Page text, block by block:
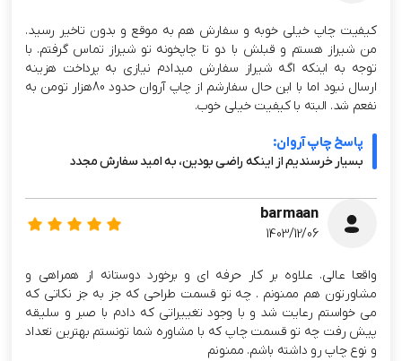
کیفیت چاپ خیلی خوبه و سفارش هم به موقع و بدون تاخیر رسید.
من شیراز هستم و قبلش با دو تا چاپخونه تو شیراز تماس گرفتم. با
توجه به اینکه اگه شیراز سفارش میدادم نیازی به پرداخت هزینه
ارسال نبود اما با این حال سفارشم از چاپ آروان حدود 80هزار تومن به
نفعم شد. البته با کیفیت خیلی خوب.
پاسخ چاپ آروان:
بسیار خرسندیم از اینکه راضی بودین، به امید سفارش مجدد
barmaan
1403/12/06
واقعا عالی. علاوه بر کار حرفه ای و برخورد دوستانه از همراهی و
مشاورتون هم ممنونم . چه تو قسمت طراحی که جز به جز نکاتی که
می خواستم رعایت شد و با وجود تغییراتی که دادم با صبر و سلیقه
پیش رفت چه تو قسمت چاپ که با مشاوره شما تونستم بهترین تعداد
و نوع چاپ رو داشته باشم. ممنونم